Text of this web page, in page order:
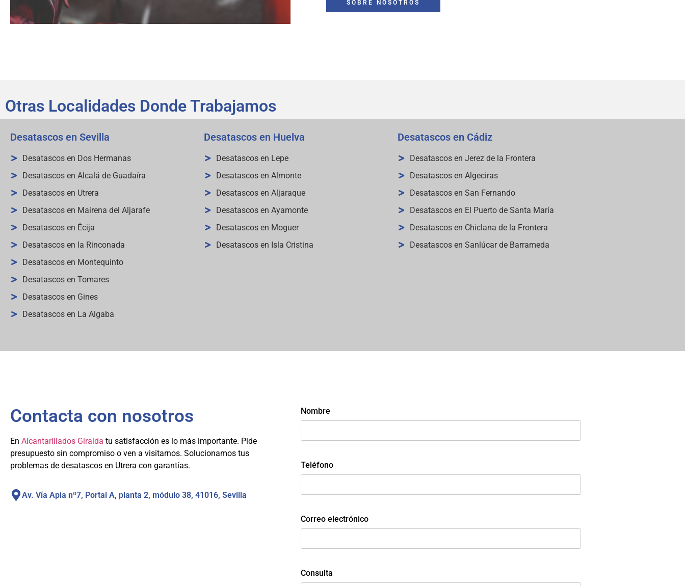
SOBRE NOSOTROS
Otras Localidades Donde Trabajamos
Desatascos en Sevilla
Desatascos en Dos Hermanas
Desatascos en Alcalá de Guadaíra
Desatascos en Utrera
Desatascos en Mairena del Aljarafe
Desatascos en Écija
Desatascos en la Rinconada
Desatascos en Montequinto
Desatascos en Tomares
Desatascos en Gines
Desatascos en La Algaba
Desatascos en Huelva
Desatascos en Lepe
Desatascos en Almonte
Desatascos en Aljaraque
Desatascos en Ayamonte
Desatascos en Moguer
Desatascos en Isla Cristina
Desatascos en Cádiz
Desatascos en Jerez de la Frontera
Desatascos en Algeciras
Desatascos en San Fernando
Desatascos en El Puerto de Santa María
Desatascos en Chiclana de la Frontera
Desatascos en Sanlúcar de Barrameda
Contacta con nosotros
En Alcantarillados Giralda tu satisfacción es lo más importante. Pide
presupuesto sin compromiso o ven a visitarnos. Solucionamos tus
problemas de desatascos en Utrera con garantías.
Av. Vía Apia nº7, Portal A, planta 2, módulo 38, 41016, Sevilla
Nombre
Teléfono
Correo electrónico
Consulta